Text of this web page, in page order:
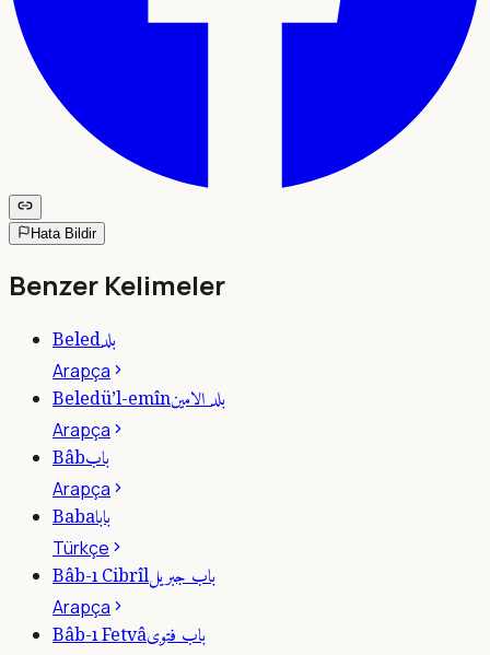
Hata Bildir
Benzer Kelimeler
Beledبلد
Arapça
Beledü’l-emînبلد الامين
Arapça
Bâbباب
Arapça
Babaبابا
Türkçe
Bâb-ı Cibrîlباب جبريل
Arapça
Bâb-ı Fetvâباب فتوى